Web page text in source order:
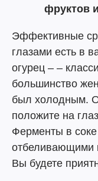
фруктов
Эффективные
глазами есть в
огурец – –
большинство
был холодным.
положите на
Ферменты в
отбеливающими
Вы будете